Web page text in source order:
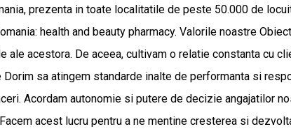
prezenta in toate localitatile de peste 50.000 de
health and beauty pharmacy. Valorile noastre
acestora. De aceea, cultivam o relatie constanta cu
sa atingem standarde inalte de performanta si
Acordam autonomie si putere de decizie angajatilor
acest lucru pentru a ne mentine cresterea si